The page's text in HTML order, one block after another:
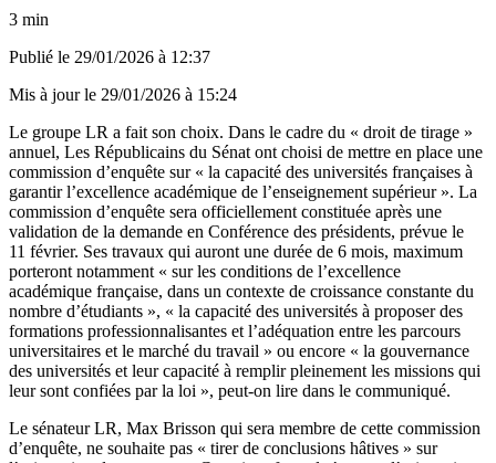
3 min
Publié le 29/01/2026 à 12:37
Mis à jour le 29/01/2026 à 15:24
Le groupe LR a fait son choix. Dans le cadre du « droit de tirage »
annuel, Les Républicains du Sénat ont choisi de mettre en place une
commission d’enquête sur « la capacité des universités françaises à
garantir l’excellence académique de l’enseignement supérieur ». La
commission d’enquête sera officiellement constituée après une
validation de la demande en Conférence des présidents, prévue le
11 février. Ses travaux qui auront une durée de 6 mois, maximum
porteront notamment « sur les conditions de l’excellence
académique française, dans un contexte de croissance constante du
nombre d’étudiants », « la capacité des universités à proposer des
formations professionnalisantes et l’adéquation entre les parcours
universitaires et le marché du travail » ou encore « la gouvernance
des universités et leur capacité à remplir pleinement les missions qui
leur sont confiées par la loi », peut-on lire dans le communiqué.
Le sénateur LR, Max Brisson qui sera membre de cette commission
d’enquête, ne souhaite pas « tirer de conclusions hâtives » sur